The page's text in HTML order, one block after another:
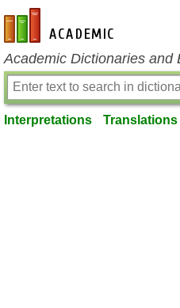
en-academic.com
Academic Dictionaries and
Interpretations Translations